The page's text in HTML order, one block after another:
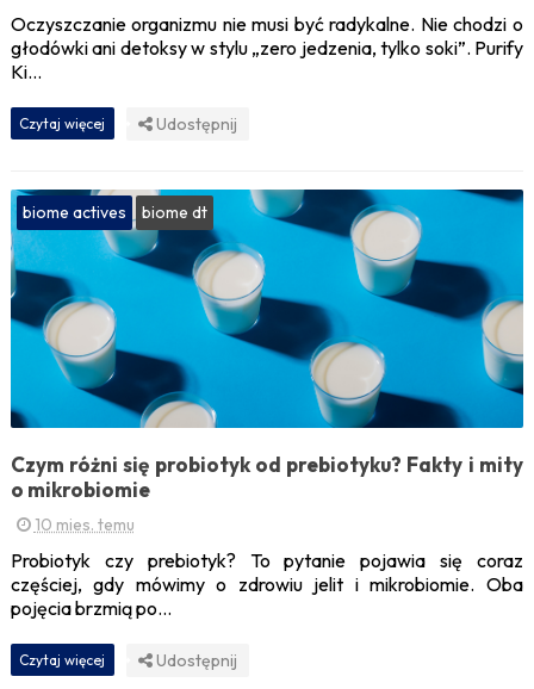
Oczyszczanie organizmu nie musi być radykalne. Nie chodzi o
głodówki ani detoksy w stylu „zero jedzenia, tylko soki”. Purify
Ki...
Czytaj więcej Udostępnij
biome actives biome dt
Czym różni się probiotyk od prebiotyku? Fakty i mity
o mikrobiomie
10 mies. temu
Probiotyk czy prebiotyk? To pytanie pojawia się coraz
częściej, gdy mówimy o zdrowiu jelit i mikrobiomie. Oba
pojęcia brzmią po...
Czytaj więcej Udostępnij